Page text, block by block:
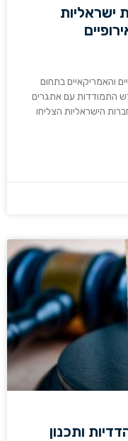
ישראליות
והאמריקאיים בתחום
התמודדות עם אתגרים
הישראליות הצליחו
ותכנון